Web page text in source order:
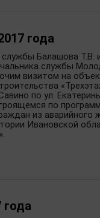
года
службы Балашова Т.В.
службы
визитом на
по ул.
по
из аварийного
Ивановской
года